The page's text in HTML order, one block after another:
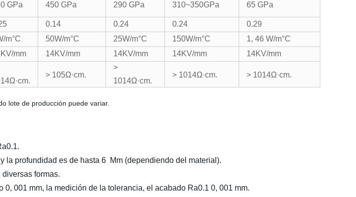
GPa 450 GPa 290 GPa 310~350GPa 65 GPa
0.14 0.24 0.24
0.29
m°C 50W/m°C 25W/m°C 150W/m°C
1, 46 W/m°C
mm 14KV/mm 14KV/mm 14KV/mm
14KV/mm
Ω·cm.
> 105Ω·cm.
>
1014Ω·cm.
> 1014Ω·cm. > 1014Ω·cm.
lote de producción puede variar.
la profundidad es de hasta 6 Mm (dependiendo del material).
formas.
001 mm, la medición de la tolerancia, el acabado Ra0.1 0, 001 mm.